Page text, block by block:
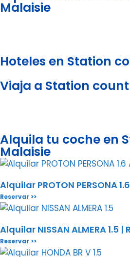
Malaisie
Hoteles en Station
Viaja a Station
Alquila tu coche en
Malaisie
Alquilar PROTON PERSONA
Reservar >>
Alquilar NISSAN ALMERA 1.5 |
Reservar >>